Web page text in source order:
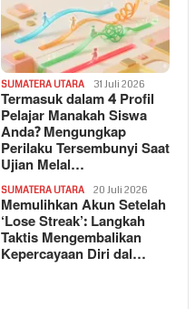
SUMATERA UTARA 31 Juli 2026
Termasuk dalam 4 Profil
Pelajar Manakah Siswa
Anda? Mengungkap
Perilaku Tersembunyi Saat
Ujian Melal…
SUMATERA UTARA 20 Juli 2026
Memulihkan Akun Setelah
‘Lose Streak’: Langkah
Taktis Mengembalikan
Kepercayaan Diri dal…